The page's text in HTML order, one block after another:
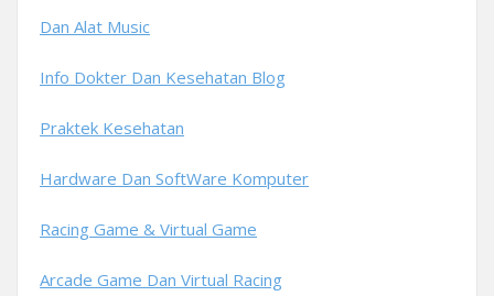
Dan Alat Music
Info Dokter Dan Kesehatan Blog
Praktek Kesehatan
Hardware Dan SoftWare Komputer
Racing Game & Virtual Game
Arcade Game Dan Virtual Racing